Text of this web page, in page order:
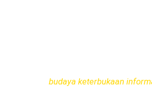
budaya keterbukaan